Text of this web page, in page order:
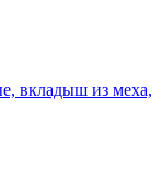
вкладыш из меха,